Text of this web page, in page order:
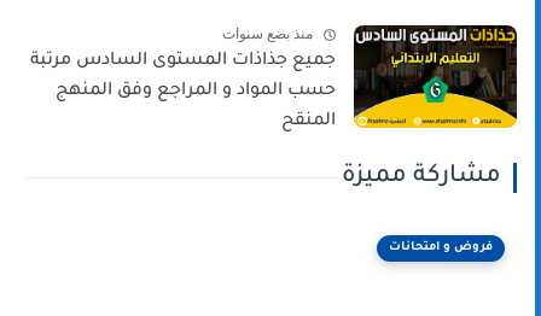
منذ بضع سنوات
جميع جذاذات المستوى السادس مرتبة
حسب المواد و المراجع وفق المنهج
المنقح
مشاركة مميزة
فروض و امتحانات